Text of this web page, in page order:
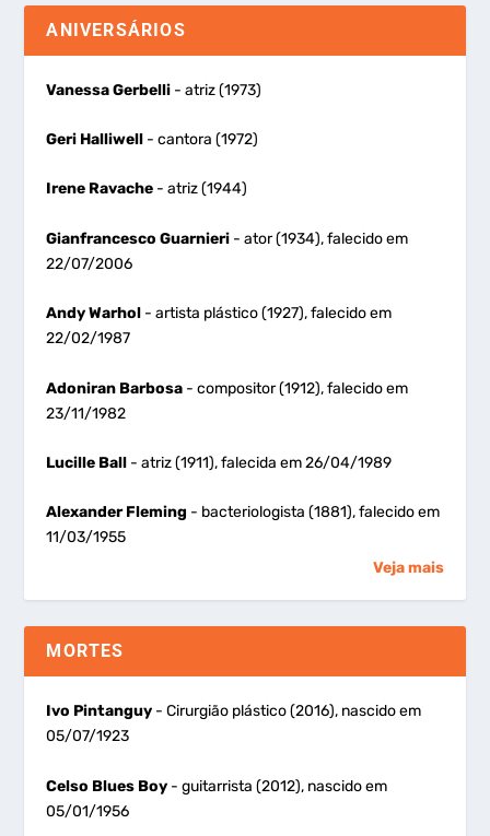
ANIVERSÁRIOS
Vanessa Gerbelli - atriz (1973)
Geri Halliwell - cantora (1972)
Irene Ravache - atriz (1944)
Gianfrancesco Guarnieri - ator (1934), falecido em
22/07/2006
Andy Warhol - artista plástico (1927), falecido em
22/02/1987
Adoniran Barbosa - compositor (1912), falecido em
23/11/1982
Lucille Ball - atriz (1911), falecida em 26/04/1989
Alexander Fleming - bacteriologista (1881), falecido em
11/03/1955
Veja mais
MORTES
Ivo Pintanguy - Cirurgião plástico (2016), nascido em
05/07/1923
Celso Blues Boy - guitarrista (2012), nascido em
05/01/1956